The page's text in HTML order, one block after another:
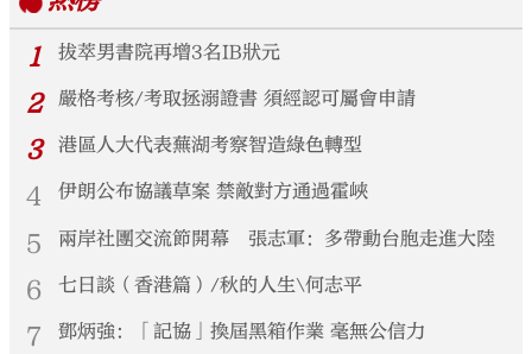
1
拔萃男書院再增3名IB狀元
2 嚴格考核/考取拯溺證書 須經認可屬會申請
3 港區人大代表蕪湖考察智造綠色轉型
4 伊朗公布協議草案 禁敵對方通過霍峽
5 兩岸社團交流節開幕 張志軍：多帶動台胞走進大陸
6 七日談（香港篇）/秋的人生\何志平
7 鄧炳強：「記協」換屆黑箱作業 毫無公信力